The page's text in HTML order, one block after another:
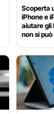
Scoperta
iPhone e
aiutare gli
non si